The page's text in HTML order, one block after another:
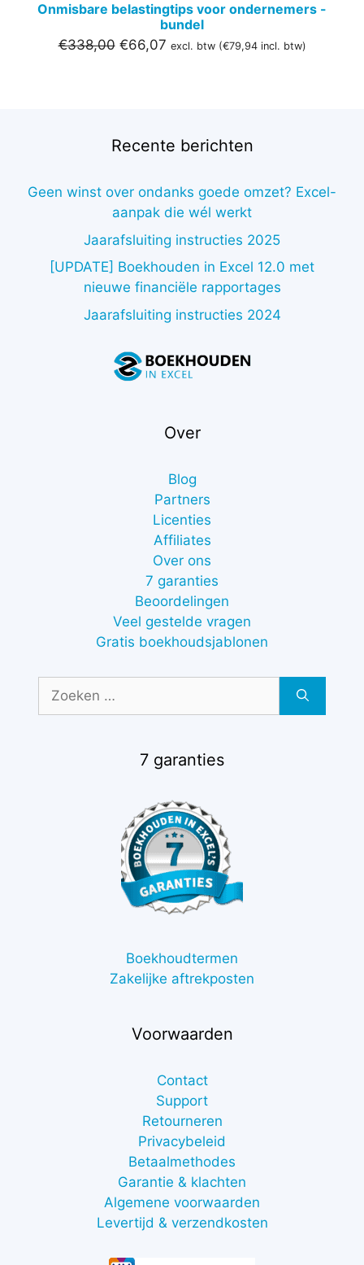
Onmisbare belastingtips voor ondernemers -
bundel
€338,00 Oorspronkelijke
€66,07Huidige
excl. btw (€79,94incl. btw)
Recente berichten
Geen winst over ondanks goede omzet? Excel-
aanpak die wél werkt
Jaarafsluiting instructies 2025
[UPDATE] Boekhouden in Excel 12.0 met
nieuwe financiële rapportages
Jaarafsluiting instructies 2024
Over
Blog
Partners
Licenties
Affiliates
Over ons
7 garanties
Beoordelingen
Veel gestelde vragen
Gratis boekhoudsjablonen
naar:
7 garanties
Boekhoudtermen
Zakelijke aftrekposten
Voorwaarden
Contact
Support
Retourneren
Privacybeleid
Betaalmethodes
Garantie & klachten
Algemene voorwaarden
Levertijd & verzendkosten